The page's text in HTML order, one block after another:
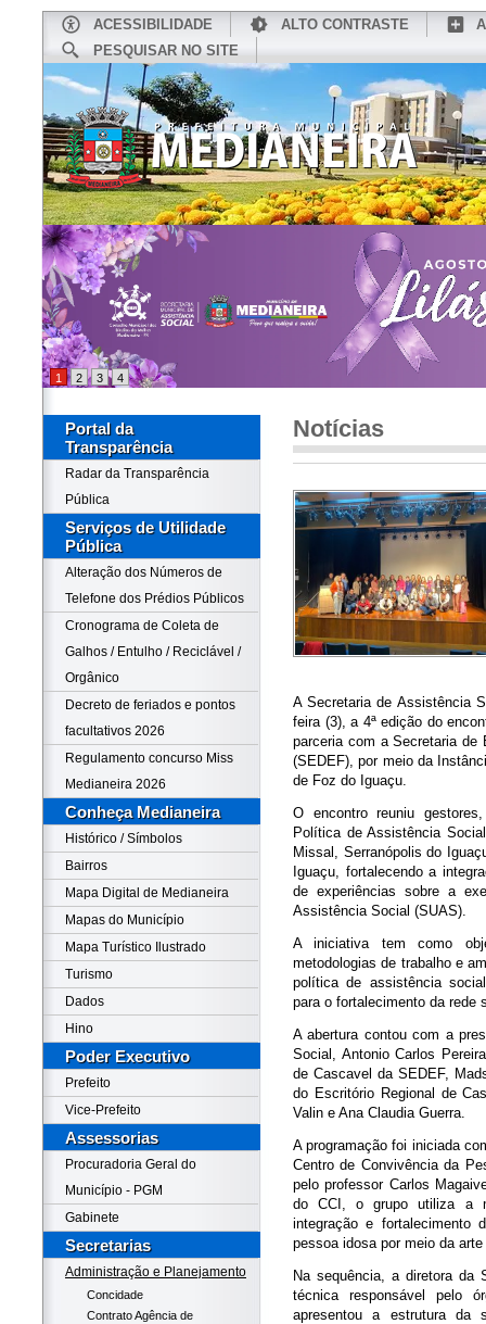
ACESSIBILIDADE ALTO CONTRASTE
PESQUISAR NO SITE
CONHEÇA MEDIANEIRA
1 2 3 4
Portal da
Transparência
Radar da Transparência
Pública
Serviços de Utilidade
Pública
Alteração dos Números de
Telefone dos Prédios Públicos
Cronograma de Coleta de
Galhos / Entulho / Reciclável /
Orgânico
Decreto de feriados e pontos
facultativos 2026
Regulamento concurso Miss
Medianeira 2026
Conheça Medianeira
Histórico / Símbolos
Bairros
Mapa Digital de Medianeira
Mapas do Município
Mapa Turístico Ilustrado
Turismo
Dados
Hino
Poder Executivo
Prefeito
Vice-Prefeito
Assessorias
Procuradoria Geral do
Município - PGM
Gabinete
Secretarias
Administração e Planejamento
Concidade
Contrato Agência de
Notícias
A Secretaria de Assistência
feira (3), a 4ª edição do
parceria com a Secretaria de
(SEDEF), por meio da
de Foz do Iguaçu.
O encontro reuniu
Política de Assistência
Missal, Serranópolis do
Iguaçu, fortalecendo a
de experiências sobre a
Assistência Social (SUAS).
A iniciativa tem como
metodologias de trabalho e
política de assistência
para o fortalecimento da rede
A abertura contou com a
Social, Antonio Carlos
de Cascavel da SEDEF,
do Escritório Regional de
Valin e Ana Claudia Guerra.
A programação foi iniciada
Centro de Convivência da
pelo professor Carlos
do CCI, o grupo utiliza a
integração e fortalecimento
pessoa idosa por meio da
Na sequência, a diretora da
técnica responsável pelo
apresentou a estrutura da